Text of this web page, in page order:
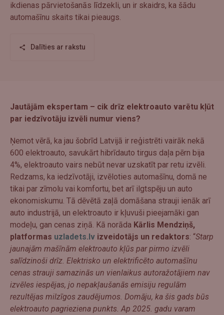
ikdienas pārvietošanās līdzekli, un ir skaidrs, ka šādu
automašīnu skaits tikai pieaugs.
Dalīties ar rakstu
Jautājām ekspertam – cik drīz elektroauto varētu kļūt
par iedzīvotāju izvēli numur viens?
Ņemot vērā, ka jau šobrīd Latvijā ir reģistrēti vairāk nekā
600 elektroauto, savukārt hibrīdauto tirgus daļa pērn bija
4%, elektroauto vairs nebūt nevar uzskatīt par retu izvēli.
Redzams, ka iedzīvotāji, izvēloties automašīnu, domā ne
tikai par zīmolu vai komfortu, bet arī ilgtspēju un auto
ekonomiskumu. Tā dēvētā zaļā domāšana strauji ienāk arī
auto industrijā, un elektroauto ir kļuvuši pieejamāki gan
modeļu, gan cenas ziņā. Kā norāda Kārlis Mendziņš,
platformas uzladets.lv izveidotājs un redaktors: “Starp
jaunajām mašīnām elektroauto kļūs par pirmo izvēli
salīdzinoši drīz. Elektrisko un elektrificēto automašīnu
cenas strauji samazinās un vienlaikus autoražotājiem nav
izvēles iespējas, jo nepakļaušanās emisiju regulām
rezultējas milzīgos zaudējumos. Domāju, ka šis gads būs
elektroauto pagrieziena punkts. Ap 2025. gadu varam